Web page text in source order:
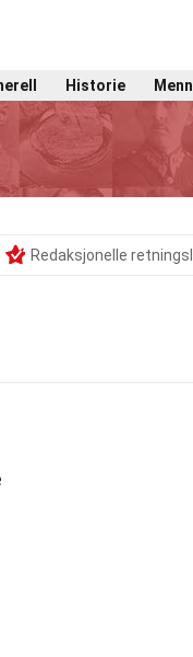
Historie
Redaksjonelle